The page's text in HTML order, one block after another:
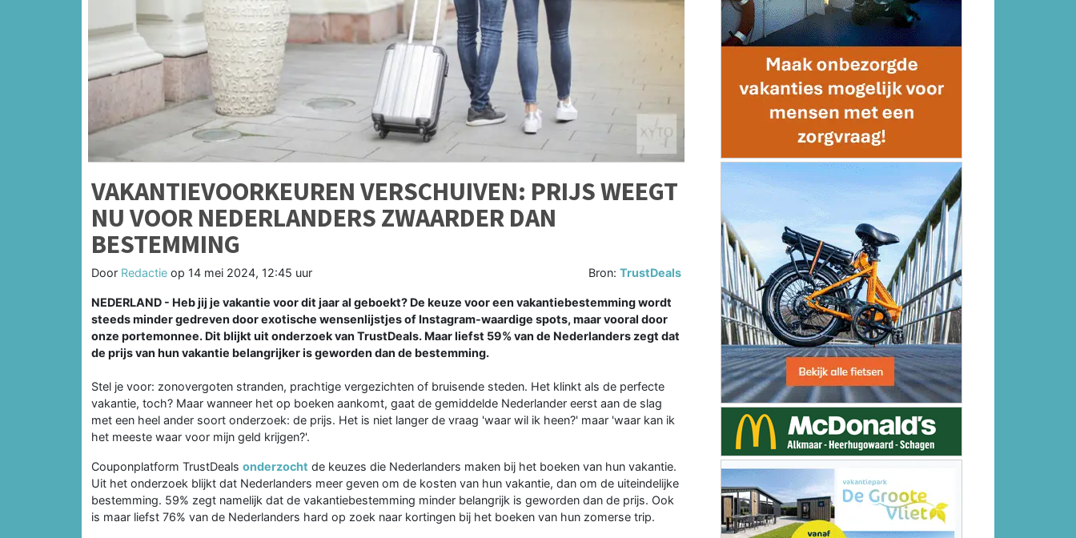
VAKANTIEVOORKEUREN VERSCHUIVEN: PRIJS WEEGT
NU VOOR NEDERLANDERS ZWAARDER DAN
BESTEMMING
Door Redactie op 14 mei 2024, 12:45 uur Bron:TrustDeals
NEDERLAND - Heb jij je vakantie voor dit jaar al geboekt? De keuze voor een vakantiebestemming wordt
steeds minder gedreven door exotische wensenlijstjes of Instagram-waardige spots, maar vooral door
onze portemonnee. Dit blijkt uit onderzoek van TrustDeals. Maar liefst 59% van de Nederlanders zegt dat
de prijs van hun vakantie belangrijker is geworden dan de bestemming.
Stel je voor: zonovergoten stranden, prachtige vergezichten of bruisende steden. Het klinkt als de perfecte
vakantie, toch? Maar wanneer het op boeken aankomt, gaat de gemiddelde Nederlander eerst aan de slag
met een heel ander soort onderzoek: de prijs. Het is niet langer de vraag 'waar wil ik heen?' maar 'waar kan ik
het meeste waar voor mijn geld krijgen?'.
Couponplatform TrustDeals onderzocht de keuzes die Nederlanders maken bij het boeken van hun vakantie.
Uit het onderzoek blijkt dat Nederlanders meer geven om de kosten van hun vakantie, dan om de uiteindelijke
bestemming. 59% zegt namelijk dat de vakantiebestemming minder belangrijk is geworden dan de prijs. Ook
is maar liefst 76% van de Nederlanders hard op zoek naar kortingen bij het boeken van hun zomerse trip.